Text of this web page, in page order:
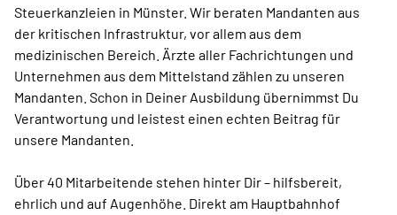
Steuerkanzleien in Münster. Wir beraten Mandanten aus
der kritischen Infrastruktur, vor allem aus dem
medizinischen Bereich. Ärzte aller Fachrichtungen und
Unternehmen aus dem Mittelstand zählen zu unseren
Mandanten. Schon in Deiner Ausbildung übernimmst Du
Verantwortung und leistest einen echten Beitrag für
unsere Mandanten.
Über 40 Mitarbeitende stehen hinter Dir – hilfsbereit,
ehrlich und auf Augenhöhe. Direkt am Hauptbahnhof